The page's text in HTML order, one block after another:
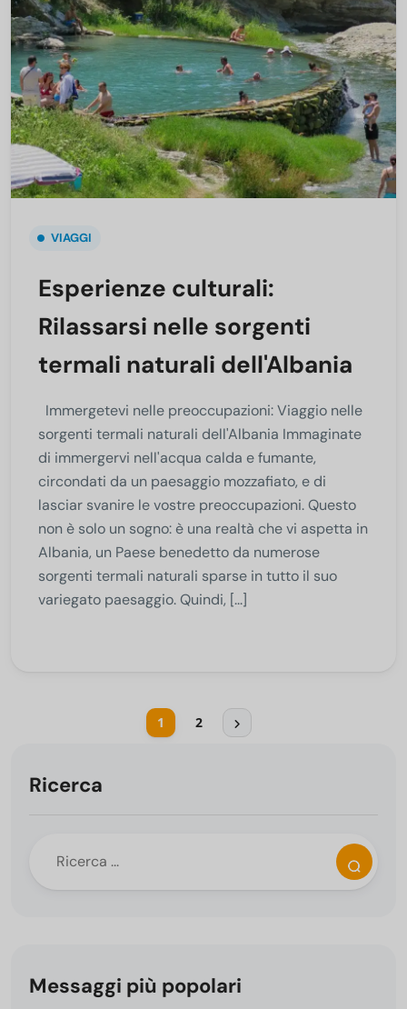
VIAGGI
Esperienze culturali:
Rilassarsi nelle sorgenti
termali naturali dell'Albania
Immergetevi nelle preoccupazioni: Viaggio nelle
sorgenti termali naturali dell'Albania Immaginate
di immergervi nell'acqua calda e fumante,
circondati da un paesaggio mozzafiato, e di
lasciar svanire le vostre preoccupazioni. Questo
non è solo un sogno: è una realtà che vi aspetta in
Albania, un Paese benedetto da numerose
sorgenti termali naturali sparse in tutto il suo
variegato paesaggio. Quindi, [...]
1 2
Ricerca
Messaggi più popolari